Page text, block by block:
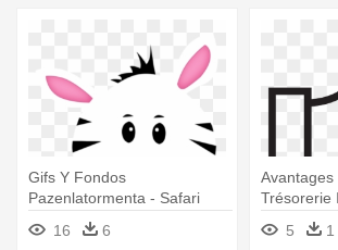
Gifs Y Fondos
Pazenlatormenta - Safari
Para Baby Shower Para
Colorear
16 6
Avantages
Trésorerie
Desenhos
Arma
5 1